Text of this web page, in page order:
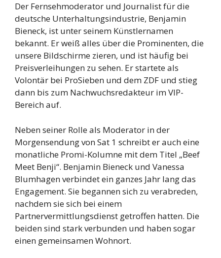
Der Fernsehmoderator und Journalist für die
deutsche Unterhaltungsindustrie, Benjamin
Bieneck, ist unter seinem Künstlernamen
bekannt. Er weiß alles über die Prominenten, die
unsere Bildschirme zieren, und ist häufig bei
Preisverleihungen zu sehen. Er startete als
Volontär bei ProSieben und dem ZDF und stieg
dann bis zum Nachwuchsredakteur im VIP-
Bereich auf.
Neben seiner Rolle als Moderator in der
Morgensendung von Sat 1 schreibt er auch eine
monatliche Promi-Kolumne mit dem Titel „Beef
Meet Benji“. Benjamin Bieneck und Vanessa
Blumhagen verbindet ein ganzes Jahr lang das
Engagement. Sie begannen sich zu verabreden,
nachdem sie sich bei einem
Partnervermittlungsdienst getroffen hatten. Die
beiden sind stark verbunden und haben sogar
einen gemeinsamen Wohnort.